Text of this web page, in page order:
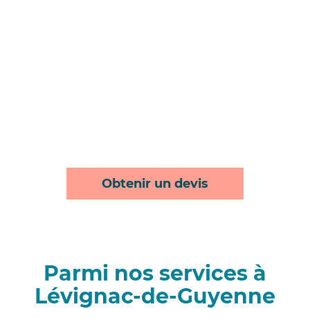
Obtenir un devis
Parmi nos services à
Lévignac-de-Guyenne